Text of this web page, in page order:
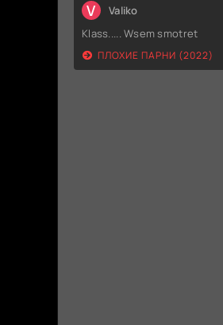
V Valiko
Klass..... Wsem smotret
ПЛОХИЕ ПАРНИ (2022)